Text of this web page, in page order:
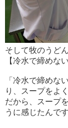
そして牧のうど
【冷水で締めな
「冷水で締めな
り、スープをよ
だから、スープ
うに感じたんで